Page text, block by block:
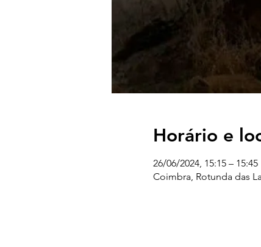
Horário e
26/06/2024, 15:15 – 15:45
Coimbra, Rotunda das